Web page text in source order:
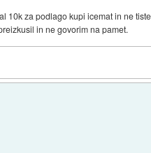
10k za podlago kupi icemat in ne
in ne govorim na pamet.